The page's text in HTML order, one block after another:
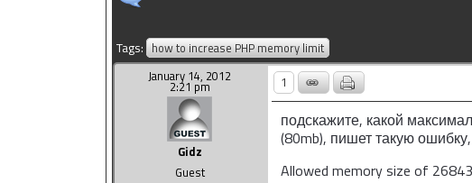
Tags: how to increase PHP memory limit
January 14, 2012
2:21 pm
Gidz
Guest
1
подскажите, какой
(80mb), пишет такую
Allowed memory size of